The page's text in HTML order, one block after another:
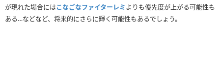
が現れた場合にはこなごなファイターレミよりも優先度が上がる可能性も
ある…などなど、将来的にさらに輝く可能性もあるでしょう。